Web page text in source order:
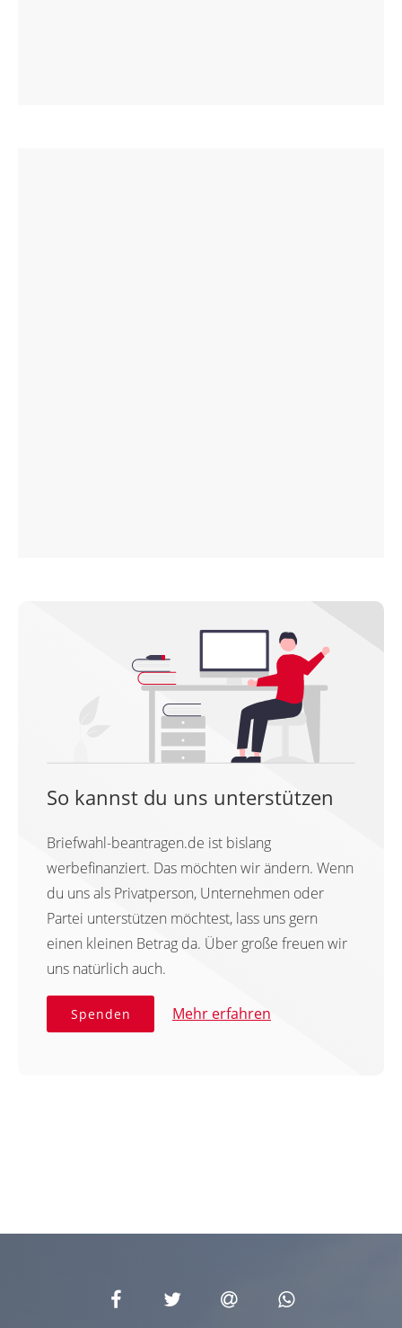
So kannst du uns unterstützen
Briefwahl-beantragen.de ist bislang
werbefinanziert. Das möchten wir ändern. Wenn
du uns als Privatperson, Unternehmen oder
Partei unterstützen möchtest, lass uns gern
einen kleinen Betrag da. Über große freuen wir
uns natürlich auch.
Spenden Mehr erfahren